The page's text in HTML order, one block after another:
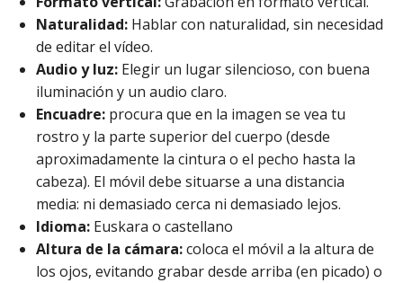
Naturalidad: Hablar con naturalidad, sin necesidad
de editar el vídeo.
Audio y luz: Elegir un lugar silencioso, con buena
iluminación y un audio claro.
Encuadre: procura que en la imagen se vea tu
rostro y la parte superior del cuerpo (desde
aproximadamente la cintura o el pecho hasta la
cabeza). El móvil debe situarse a una distancia
media: ni demasiado cerca ni demasiado lejos.
Idioma: Euskara o castellano
Altura de la cámara:coloca el móvil a la altura de
los ojos, evitando grabar desde arriba (en picado) o